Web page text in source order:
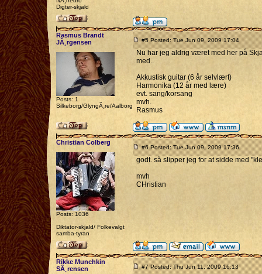
Digter-skjald
Rasmus Brandt
JÃ¸rgensen
Posts: 1
Silkeborg/GlyngÃ¸re/Aalborg
#5 Posted: Tue Jun 09, 2009 17:04
Nu har jeg aldrig været med her på
med..
Akkustisk guitar (6 år selvlært)
Harmonika (12 år med lære)
evt. sang/korsang
mvh.
Rasmus
Christian Colberg
Posts: 1036
Diktator-skjald/ Folkevalgt
samba-tyran
#6 Posted: Tue Jun 09, 2009 17:36
godt. så slipper jeg for at sidde med
mvh
CHristian
Rikke Munchkin
SÃ¸rensen
#7 Posted: Thu Jun 11, 2009 16:13